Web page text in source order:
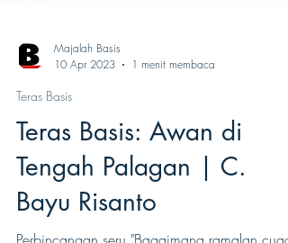
10 Apr 2023
1 menit membaca
Teras Basis
Teras Basis: Awan di
Tengah Palagan | C.